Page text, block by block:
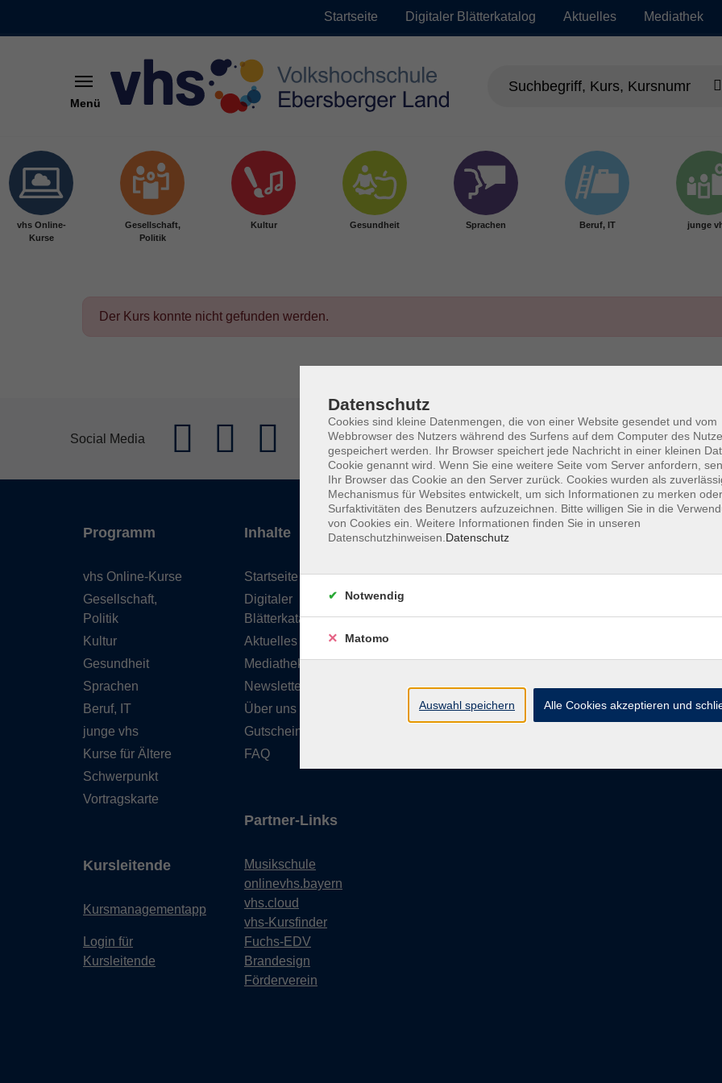
Startseite Digitaler Blätterkatalog Aktuelles Mediathek
Menü
vhs Online-
Kurse
Gesellschaft,
Politik
Kultur Gesundheit Sprachen Beruf, IT junge
Der Kurs konnte nicht gefunden werden.
Social Media Barrierefreiheit Lage & Routenplan
Programm
vhs Online-Kurse
Gesellschaft,
Politik
Kultur
Gesundheit
Sprachen
Beruf, IT
junge vhs
Kurse für Ältere
Schwerpunkt
Vortragskarte
Kursleitende
Kursmanagementapp
Login für
Kursleitende
Inhalte
Startseite
Digitaler
Blätterkatalog
Aktuelles
Mediathek
Newsletter
Über uns
Gutschein
FAQ
Partner-Links
Musikschule
onlinevhs.bayern
vhs.cloud
vhs-Kursfinder
Fuchs-EDV
Brandesign
Förderverein
Volkshochschule Ebersberger Land im
Datenschutz
Cookies sind kleine Datenmengen, die von einer Website gesendet und vom
Webbrowser des Nutzers während des Surfens auf dem Computer des
gespeichert werden. Ihr Browser speichert jede Nachricht in einer kleinen
Cookie genannt wird. Wenn Sie eine weitere Seite vom Server anfordern,
Ihr Browser das Cookie an den Server zurück. Cookies wurden als
Mechanismus für Websites entwickelt, um sich Informationen zu merken
Surfaktivitäten des Benutzers aufzuzeichnen. Bitte willigen Sie in die
von Cookies ein. Weitere Informationen finden Sie in unseren
Datenschutzhinweisen. Datenschutz
Notwendig
Matomo
Auswahl speichern Alle Cookies akzeptieren und